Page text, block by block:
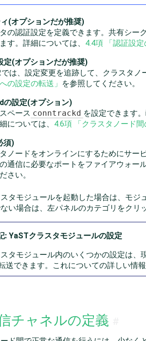
(オプションだが推奨)
の認証設定を定義できます。共有シー
す。詳細については、 4.4項 「認証設定
定(オプションだが推奨)
は、設定変更を追跡して、クラスタノ
の設定の転送」 を参照してください。
設定(オプション)
ペース conntrackd を設定できます
については、 4.6項 「クラスタノード
須)
ノードをオンラインにするためにサー
通信に必要なポートをファイアウォー
さい。
タモジュールを起動した場合は、モジ
い場合は、左パネルのカテゴリをクリ
: YaSTクラスタモジュールの設定
タモジュール内のいくつかの設定は
送できます。これについての詳しい情
チャネルの定義